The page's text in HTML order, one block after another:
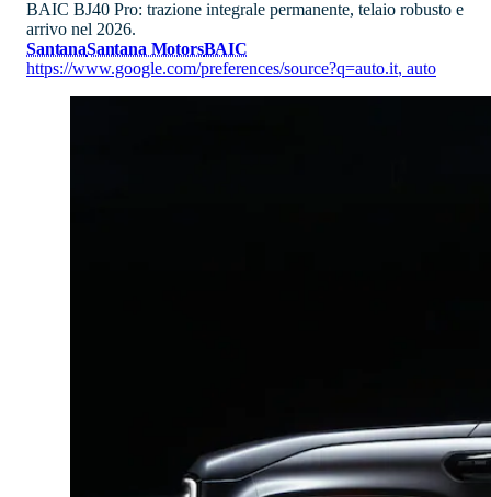
BAIC BJ40 Pro: trazione integrale permanente, telaio robusto e
arrivo nel 2026.
SantanaSantana MotorsBAIC
https://www.google.com/preferences/source?q=auto.it, auto